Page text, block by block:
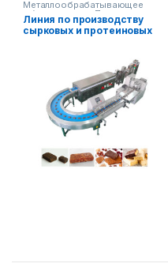
Металлообрабатывающее
оборудование Пищевое
оборудование
Линия по производству
сырковых и протеиновых